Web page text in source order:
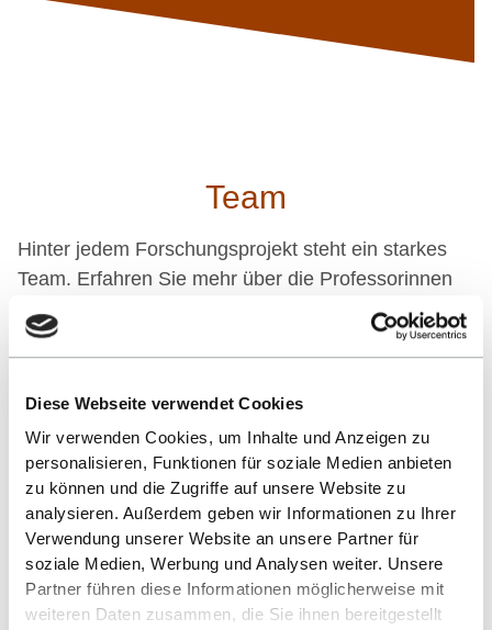
Diese Webseite verwendet Cookies
Wir verwenden Cookies, um Inhalte und Anzeigen zu
personalisieren, Funktionen für soziale Medien anbieten
zu können und die Zugriffe auf unsere Website zu
analysieren. Außerdem geben wir Informationen zu Ihrer
Verwendung unserer Website an unsere Partner für
soziale Medien, Werbung und Analysen weiter. Unsere
Partner führen diese Informationen möglicherweise mit
weiteren Daten zusammen, die Sie ihnen bereitgestellt
Team
Hinter jedem Forschungsprojekt steht ein starkes
Team. Erfahren Sie mehr über die Professorinnen
und Professoren im Lehr- und
Forschungszentrum Smart Biomaterials and